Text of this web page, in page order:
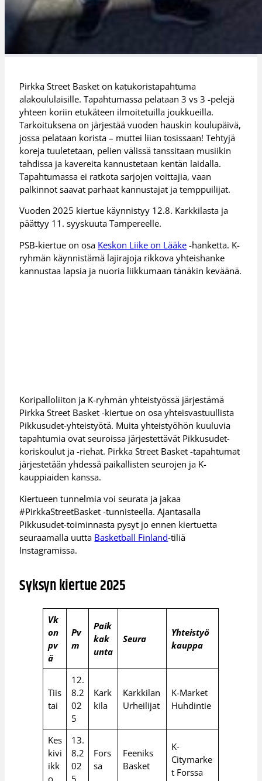
Pirkka Street Basket on katukoristapahtuma
alakoululaisille. Tapahtumassa pelataan 3 vs 3 -pelejä
yhteen koriin etukäteen ilmoitetuilla joukkueilla.
Tarkoituksena on järjestää vuoden hauskin koulupäivä,
jossa pelataan korista – muttei liian tosissaan! Tehtyjä
koreja tuuletetaan, pelien välissä tanssitaan musiikin
tahdissa ja kavereita kannustetaan kentän laidalla.
Tapahtumassa ei ratkota sarjojen voittajia, vaan
palkinnot saavat parhaat kannustajat ja temppuilijat.
Vuoden 2025 kiertue käynnistyy 12.8. Karkkilasta ja
päättyy 11. syyskuuta Tampereelle.
PSB-kiertue on osa Keskon Liike on Lääke -hanketta. K-
ryhmän käynnistämä lajirajoja rikkova yhteishanke
kannustaa lapsia ja nuoria liikkumaan tänäkin keväänä.
Koripalloliiton ja K-ryhmän yhteistyössä järjestämä
Pirkka Street Basket -kiertue on osa yhteisvastuullista
Pikkusudet-yhteistyötä. Muita yhteistyöhön kuuluvia
tapahtumia ovat seuroissa järjestettävät Pikkusudet-
koriskoulut ja -riehat. Pirkka Street Basket -tapahtumat
järjestetään yhdessä paikallisten seurojen ja K-
kauppiaiden kanssa.
Kiertueen tunnelmia voi seurata ja jakaa
#PirkkaStreetBasket -tunnisteella. Ajantasalla
Pikkusudet-toiminnasta pysyt jo ennen kiertuetta
seuraamalla uutta Basketball Finland-tiliä
Instagramissa.
Syksyn kiertue 2025
Vk
on
pv
ä
Pv
m
Paik
kak
unta
Seura
Yhteistyö
kauppa
Tiis
tai
12.
8.2
02
5
Kark
kila
Karkkilan
Urheilijat
K-Market
Huhdintie
Kes
kivi
ikk
13.
8.2
02
Fors
sa
Feeniks
Basket
K-
Citymarke
t Forssa